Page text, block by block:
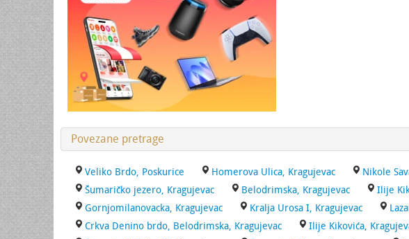
Povezane pretrage
Veliko Brdo, Poskurice Homerova Ulica, Kragujevac Nikole
Šumaričko jezero, Kragujevac
Belodrimska, Kragujevac Ilije
Gornjomilanovacka, Kragujevac
Kralja Urosa I, Kragujevac
Crkva Denino brdo, Belodrimska, Kragujevac
Ilije Kikovića,